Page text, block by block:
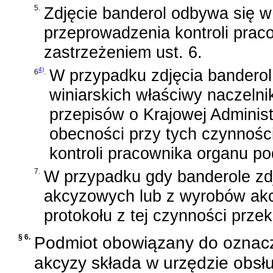
5. Zdjęcie banderol odbywa się
przeprowadzenia kontroli
zastrzeżeniem ust. 6.
64). W przypadku zdjęcia
winiarskich właściwy
przepisów o Krajowej
obecności przy tych
kontroli pracownika organu
7. W przypadku gdy banderole
akcyzowych lub z wyrobów
protokołu z tej czynności
§ 6. Podmiot obowiązany do
akcyzy składa w urzędzie